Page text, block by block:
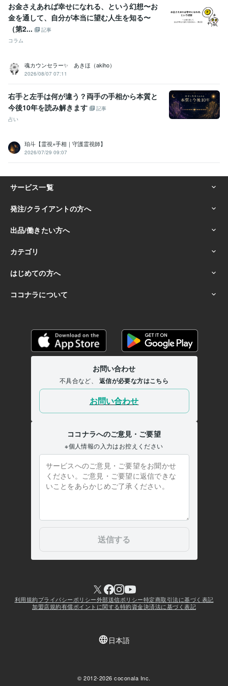
お金さえあれば幸せになれる、という幻想〜お
金を通して、自分が本当に望む人生を知る〜
（第2...
記事
コラム
魂カウンセラー✨ あきほ（akiho）
2026/08/07 07:11
右手と左手は何が違う？両手の手相から本質と
今後10年を読み解きます
記事
占い
珀斗【霊視×手相｜守護霊視師】
2026/07/29 09:07